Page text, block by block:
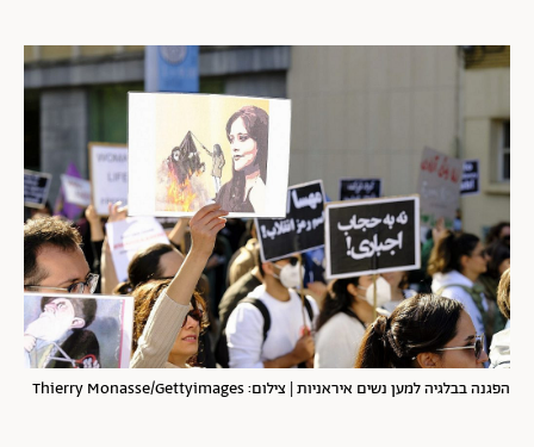
הפגנה בבלגיה למען נשים איראניות | צילום: Thierry Monasse/Gettyimages